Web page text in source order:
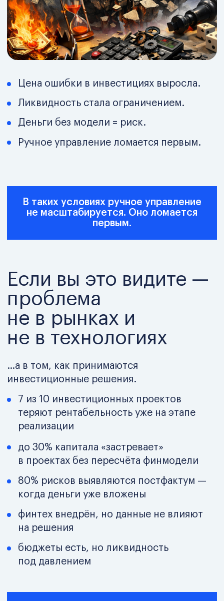
…а в том, как принимаются
инвестиционные решения.
финтех внедрён, но данные не влияют
на решения
бюджеты есть, но ликвидность
7 из 10 инвестиционных проектов
теряют рентабельность уже на этапе
реализации
в проектах без пересчёта финмодели
когда деньги уже вложены
Это не просчёт одного проекта. Это
системы управления.
инвестиции принимаются «по опыту», а
не по модели;
проекты не пересчитываются при
изменении рынка;
прогнозируется;
Что происходит
с инвестициями
без системы
Когда нет инвестиционной системы —
бизнес платит за это каждый месяц.
В реальности это выглядит так: